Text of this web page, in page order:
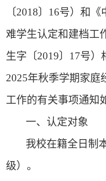
〔2018〕16号）和
难学生认定和建档工
生字〔2019〕17号
2025年秋季学期家庭
工作的有关事项通知
一、认定对象
我校在籍全日制
级）。